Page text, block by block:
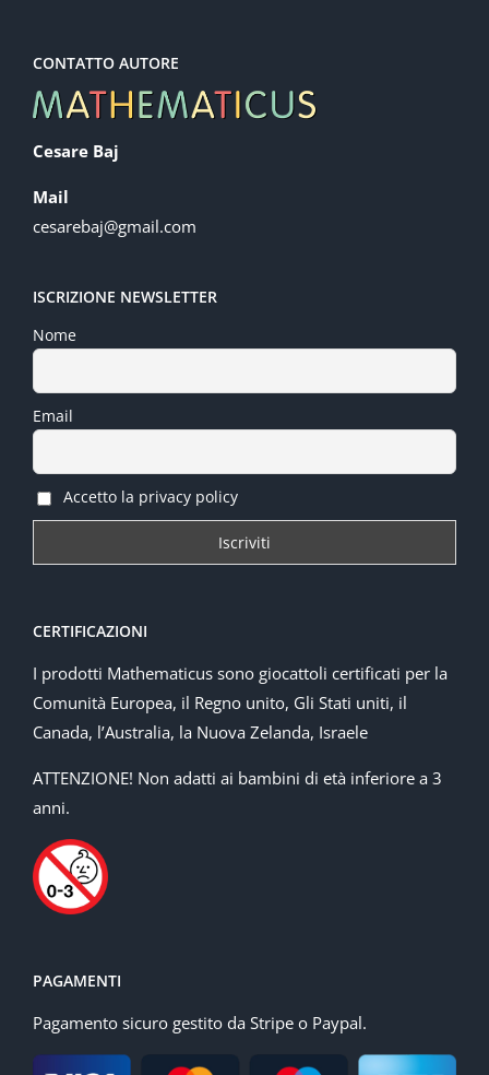
CONTATTO AUTORE
Cesare Baj
Mail
cesarebaj@gmail.com
ISCRIZIONE NEWSLETTER
Nome
Email
Accetto la privacy policy
CERTIFICAZIONI
I prodotti Mathematicus sono giocattoli certificati per la
Comunità Europea, il Regno unito, Gli Stati uniti, il
Canada, l’Australia, la Nuova Zelanda, Israele
ATTENZIONE! Non adatti ai bambini di età inferiore a 3
anni.
PAGAMENTI
Pagamento sicuro gestito da Stripe o Paypal.